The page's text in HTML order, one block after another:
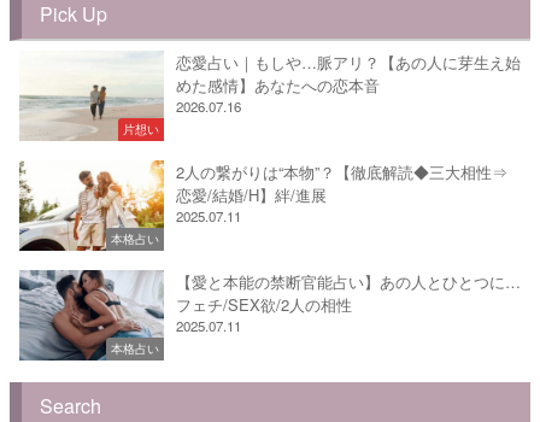
Pick Up
片想い
恋愛占い｜もしや…脈アリ？【あの人に芽生え始
めた感情】あなたへの恋本音
2026.07.16
本格占い
2人の繋がりは“本物”？【徹底解読◆三大相性⇒
恋愛/結婚/H】絆/進展
2025.07.11
本格占い
【愛と本能の禁断官能占い】あの人とひとつに…
フェチ/SEX欲/2人の相性
2025.07.11
Search